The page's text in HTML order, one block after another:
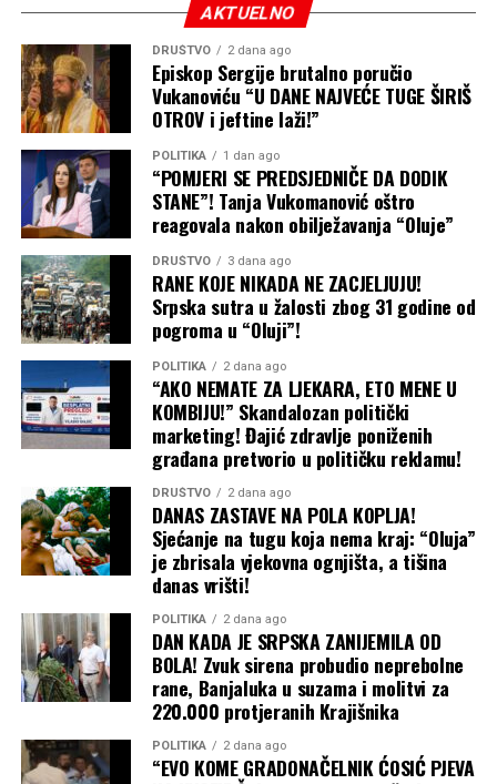
AKTUELNO
DRUŠTVO 2 dana ago
Episkop Sergije brutalno poručio
Vukanoviću “U DANE NAJVEĆE TUGE ŠIRIŠ
OTROV i jeftine laži!”
POLITIKA 1 dan ago
“POMJERI SE PREDSJEDNIČE DA DODIK
STANE”! Tanja Vukomanović oštro
reagovala nakon obilježavanja “Oluje”
DRUŠTVO 3 dana ago
RANE KOJE NIKADA NE ZACJELJUJU!
Srpska sutra u žalosti zbog 31 godine od
pogroma u “Oluji”!
POLITIKA 2 dana ago
“AKO NEMATE ZA LJEKARA, ETO MENE U
KOMBIJU!” Skandalozan politički
marketing! Đajić zdravlje poniženih
građana pretvorio u političku reklamu!
DRUŠTVO 2 dana ago
DANAS ZASTAVE NA POLA KOPLJA!
Sjećanje na tugu koja nema kraj: “Oluja”
je zbrisala vjekovna ognjišta, a tišina
danas vrišti!
POLITIKA 2 dana ago
DAN KADA JE SRPSKA ZANIJEMILA OD
BOLA! Zvuk sirena probudio neprebolne
rane, Banjaluka u suzama i molitvi za
220.000 protjeranih Krajišnika
POLITIKA 2 dana ago
“EVO KOME GRADONAČELNIK ĆOSIĆ PJEVA